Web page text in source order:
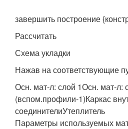
завершить построение
Рассчитать
Схема укладки
Нажав на соответствующие
Осн. мат-л: слой 1Осн. мат-л:
(вспом.профили-1)Каркас
соединителиУтеплитель
Параметры используемых